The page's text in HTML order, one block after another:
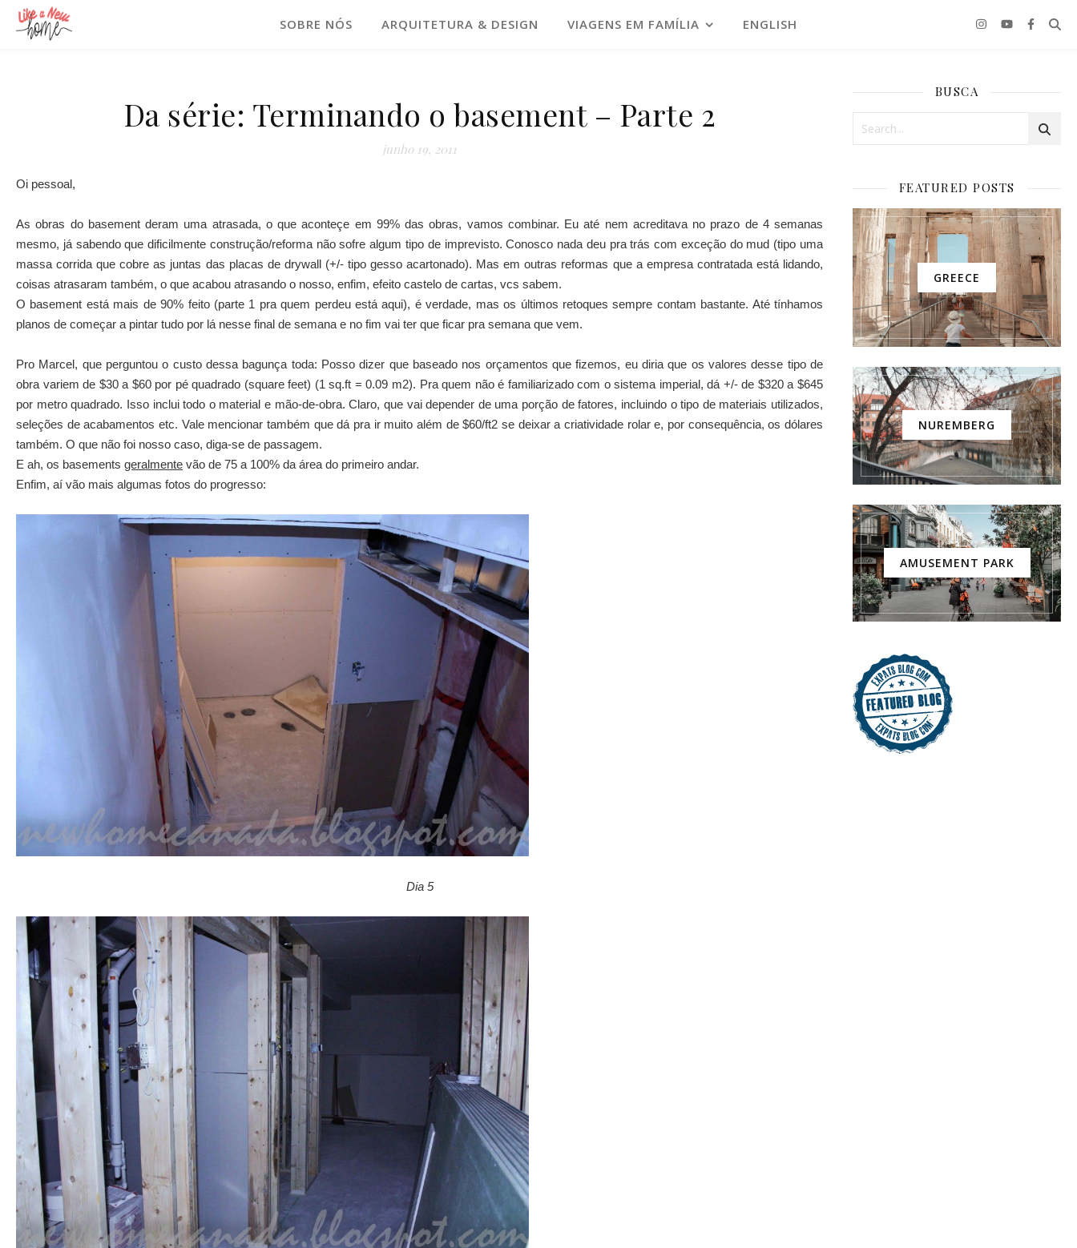
SOBRE NÓS ARQUITETURA & DESIGN VIAGENS EM FAMÍLIA ENGLISH
Da série: Terminando o basement – Parte 2
junho 19, 2011
Oi pessoal,
As obras do basement deram uma atrasada, o que aconteçe em 99% das obras, vamos combinar. Eu até nem acreditava no prazo de 4 semanas
mesmo, já sabendo que dificilmente construção/reforma não sofre algum tipo de imprevisto. Conosco nada deu pra trás com exceção do mud (tipo uma
massa corrida que cobre as juntas das placas de drywall (+/- tipo gesso acartonado). Mas em outras reformas que a empresa contratada está lidando,
coisas atrasaram também, o que acabou atrasando o nosso, enfim, efeito castelo de cartas, vcs sabem.
O basement está mais de 90% feito (parte 1 pra quem perdeu estáaqui), é verdade, mas os últimos retoques sempre contam bastante. Até tínhamos
planos de começar a pintar tudo por lá nesse final de semana e no fim vai ter que ficar pra semana que vem.
Pro Marcel, que perguntou o custo dessa bagunça toda: Posso dizer que baseado nos orçamentos que fizemos, eu diria que os valores desse tipo de
obra variem de $30 a $60 por pé quadrado (square feet) (1 sq.ft = 0.09 m2). Pra quem não é familiarizado com o sistema imperial, dá +/- de $320 a $645
por metro quadrado. Isso inclui todo o material e mão-de-obra. Claro, que vai depender de uma porção de fatores, incluindo o tipo de materiais utilizados,
seleções de acabamentos etc. Vale mencionar também que dá pra ir muito além de $60/ft2 se deixar a criatividade rolar e, por consequência, os dólares
também. O que não foi nosso caso, diga-se de passagem.
E ah, os basements geralmente vão de 75 a 100% da área do primeiro andar.
Enfim, aí vão mais algumas fotos do progresso:
Dia 5
BUSCA
FEATURED POSTS
GREECE
NUREMBERG
AMUSEMENT PARK